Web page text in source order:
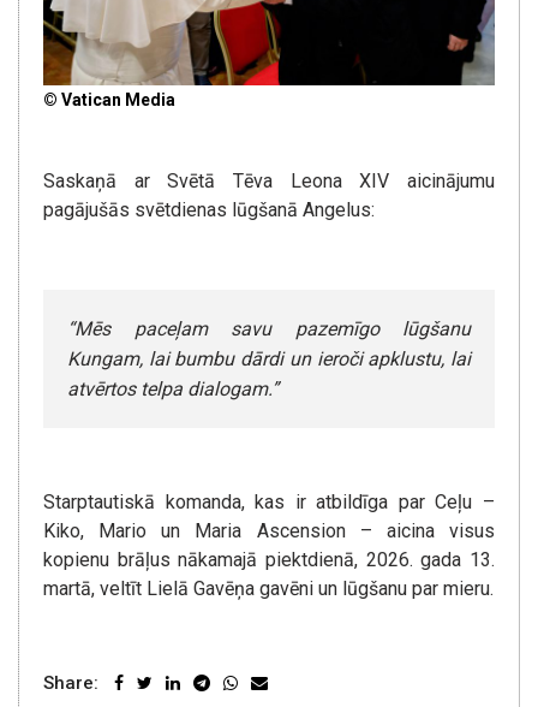
© Vatican Media
Saskaņā ar Svētā Tēva Leona XIV aicinājumu
pagājušās svētdienas lūgšanā Angelus:
“Mēs paceļam savu pazemīgo lūgšanu
Kungam, lai bumbu dārdi un ieroči apklustu, lai
atvērtos telpa dialogam.”
Starptautiskā komanda, kas ir atbildīga par Ceļu –
Kiko, Mario un Maria Ascension – aicina visus
kopienu brāļus nākamajā piektdienā, 2026. gada 13.
martā, veltīt Lielā Gavēņa gavēni un lūgšanu par mieru.
Share: